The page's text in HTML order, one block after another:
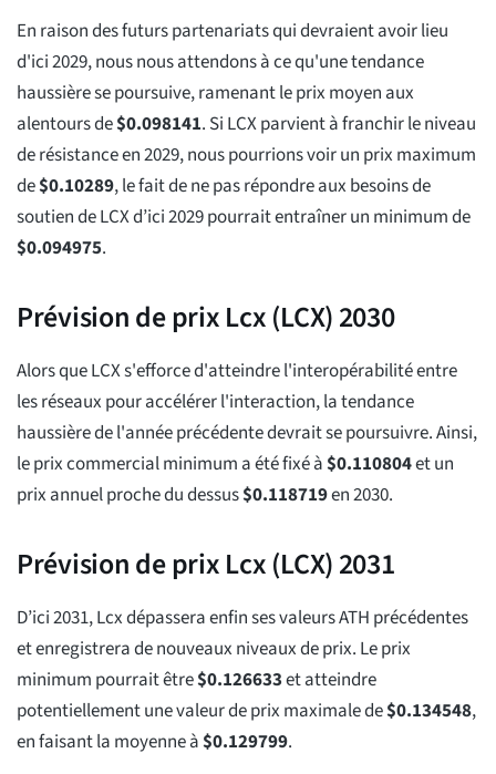
En raison des futurs partenariats qui devraient avoir lieu
d'ici 2029, nous nous attendons à ce qu'une tendance
haussière se poursuive, ramenant le prix moyen aux
alentours de$0.098141. Si LCX parvient à franchir le niveau
de résistance en 2029, nous pourrions voir un prix maximum
de$0.10289, le fait de ne pas répondre aux besoins de
soutien de LCX d’ici 2029 pourrait entraîner un minimum de
$0.094975.
Prévision de prix Lcx (LCX) 2030
Alors que LCX s'efforce d'atteindre l'interopérabilité entre
les réseaux pour accélérer l'interaction, la tendance
haussière de l'année précédente devrait se poursuivre. Ainsi,
le prix commercial minimum a été fixé à$0.110804et un
prix annuel proche du dessus$0.118719en 2030.
Prévision de prix Lcx (LCX) 2031
D’ici 2031, Lcx dépassera enfin ses valeurs ATH précédentes
et enregistrera de nouveaux niveaux de prix. Le prix
minimum pourrait être$0.126633et atteindre
potentiellement une valeur de prix maximale de$0.134548,
en faisant la moyenne à$0.129799.